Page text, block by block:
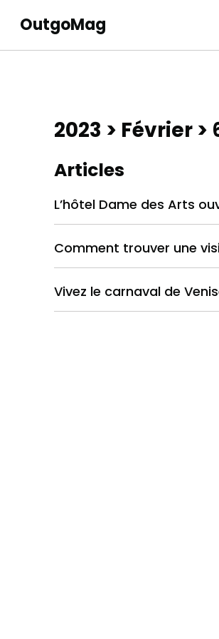
OutgoMag
2023 > Février >
Articles
L’hôtel Dame des Arts
Comment trouver une
Vivez le carnaval de